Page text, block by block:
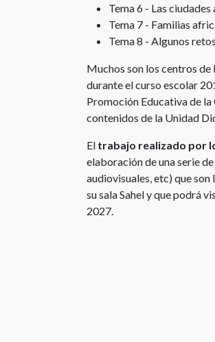
Tema 6 - Las ciudades
Tema 7 - Familias
Tema 8 - Algunos
Muchos son los centros de
durante el curso escolar
Promoción Educativa de
contenidos de la Unidad
El trabajo realizado por
elaboración de una serie
audiovisuales, etc) que
su sala Sahel y que podrá
2027.